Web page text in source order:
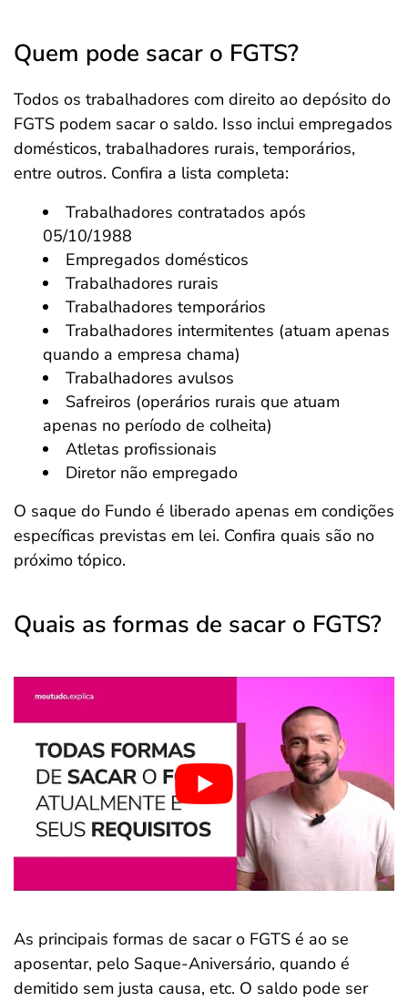
Quem pode sacar o FGTS?
Todos os trabalhadores com direito ao depósito do
FGTS podem sacar o saldo. Isso inclui empregados
domésticos, trabalhadores rurais, temporários,
entre outros. Confira a lista completa:
Trabalhadores contratados após
05/10/1988
Empregados domésticos
Trabalhadores rurais
Trabalhadores temporários
Trabalhadores intermitentes (atuam apenas
quando a empresa chama)
Trabalhadores avulsos
Safreiros (operários rurais que atuam
apenas no período de colheita)
Atletas profissionais
Diretor não empregado
O saque do Fundo é liberado apenas em condições
específicas previstas em lei. Confira quais são no
próximo tópico.
Quais as formas de sacar o FGTS?
As principais formas de sacar o FGTS é ao se
aposentar, pelo Saque-Aniversário, quando é
demitido sem justa causa, etc. O saldo pode ser